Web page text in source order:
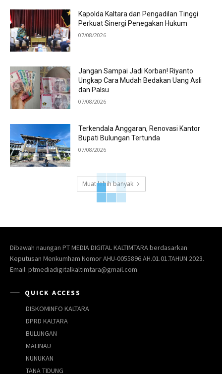
Kapolda Kaltara dan Pengadilan Tinggi
Perkuat Sinergi Penegakan Hukum
07/08/2026
Jangan Sampai Jadi Korban! Riyanto
Ungkap Cara Mudah Bedakan Uang Asli
dan Palsu
07/08/2026
Terkendala Anggaran, Renovasi Kantor
Bupati Bulungan Tertunda
07/08/2026
Muat lebih banyak
Dibawah naungan PT MEDIA DIGITAL KALTIMTARA berdasarkan
Keputusan Menkumham Nomor AHU-0055896.AH.01.01.TAHUN 2023.
Email: ptmediadigitalkaltimtara@gmail.com
QUICK ACCESS
DISKOMINFO KALTARA
DPRD KALTARA
BULUNGAN
MALINAU
NUNUKAN
TANA TIDUNG